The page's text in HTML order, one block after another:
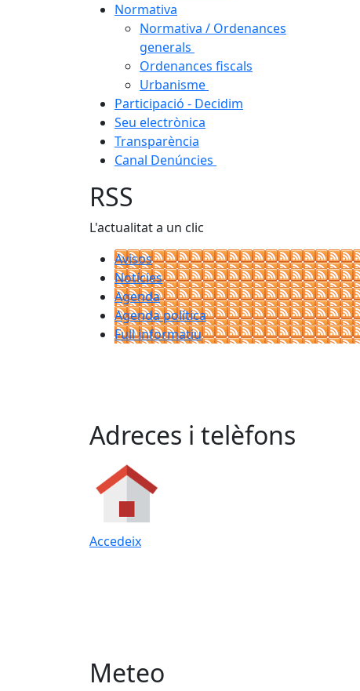
Normativa
Normativa / Ordenances
generals
Ordenances fiscals
Urbanisme
Participació - Decidim
Seu electrònica
Transparència
Canal Denúncies
RSS
L'actualitat a un clic
Avisos
Notícies
Agenda
Agenda política
Full informatiu
Adreces i telèfons
Accedeix
Meteo